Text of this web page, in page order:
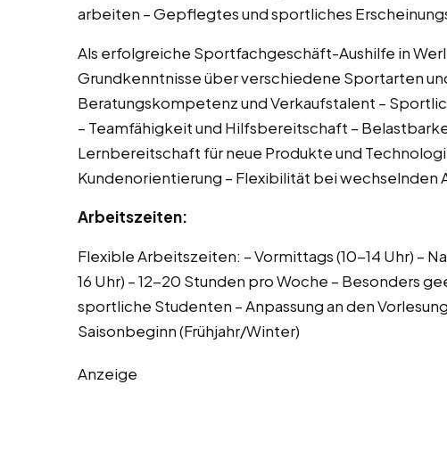
arbeiten – Gepflegtes und sportliches
Als erfolgreiche Sportfachgeschäft-Aushilfe in Werl
Grundkenntnisse über verschiedene Sportarten
Beratungskompetenz und Verkaufstalent –
– Teamfähigkeit und Hilfsbereitschaft –
Lernbereitschaft für neue Produkte und
Kundenorientierung – Flexibilität bei wechselnden
Arbeitszeiten:
Flexible Arbeitszeiten: – Vormittags (10-14 Uhr) –
16 Uhr) – 12-20 Stunden pro Woche – Besonders
sportliche Studenten – Anpassung an den
Saisonbeginn (Frühjahr/Winter)
Anzeige